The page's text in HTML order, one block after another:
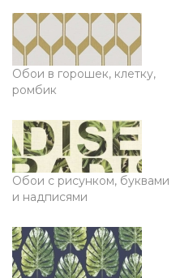
Обои в горошек, клетку,
ромбик
Обои с рисунком, буквами
и надписями